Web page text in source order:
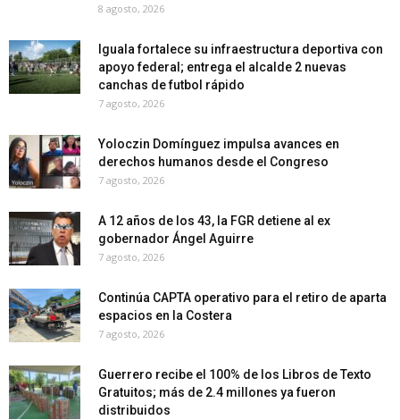
8 agosto, 2026
Iguala fortalece su infraestructura deportiva con
apoyo federal; entrega el alcalde 2 nuevas
canchas de futbol rápido
7 agosto, 2026
Yoloczin Domínguez impulsa avances en
derechos humanos desde el Congreso
7 agosto, 2026
A 12 años de los 43, la FGR detiene al ex
gobernador Ángel Aguirre
7 agosto, 2026
Continúa CAPTA operativo para el retiro de aparta
espacios en la Costera
7 agosto, 2026
Guerrero recibe el 100% de los Libros de Texto
Gratuitos; más de 2.4 millones ya fueron
distribuidos